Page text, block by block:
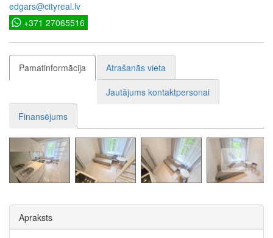
edgars@cityreal.lv
+371 27065516
Pamatinformācija
Atrašanās vieta
Jautājums kontaktpersonai
Finansējums
Apraksts